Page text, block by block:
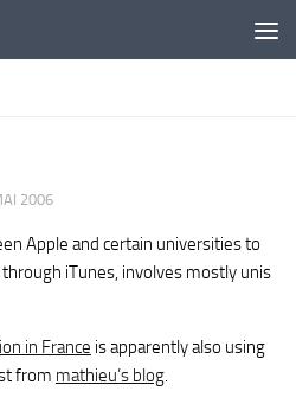
2006
Apple and certain universities to
iTunes, involves mostly unis
in France is apparently also using
from mathieu’s blog.